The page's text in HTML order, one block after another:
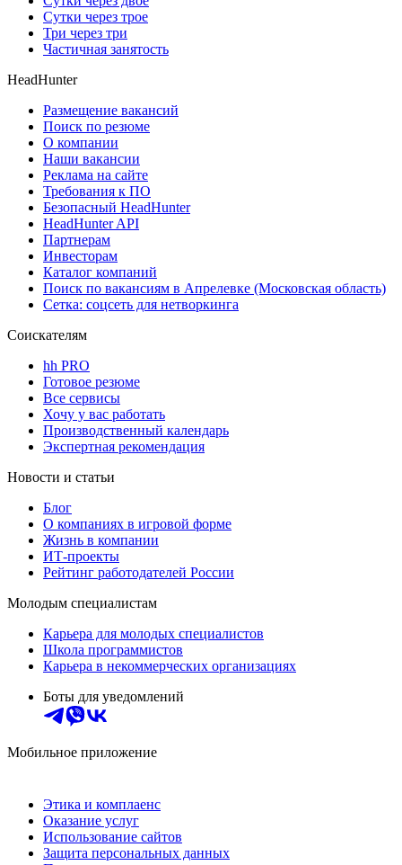
Сутки через трое
Три через три
Частичная занятость
HeadHunter
Размещение вакансий
Поиск по резюме
О компании
Наши вакансии
Реклама на сайте
Требования к ПО
Безопасный HeadHunter
HeadHunter API
Партнерам
Инвесторам
Каталог компаний
Поиск по вакансиям в Апрелевке (Московская область)
Сетка: соцсеть для нетворкинга
Соискателям
hh PRO
Готовое резюме
Все сервисы
Хочу у вас работать
Производственный календарь
Экспертная рекомендация
Новости и статьи
Блог
О компаниях в игровой форме
Жизнь в компании
ИТ-проекты
Рейтинг работодателей России
Молодым специалистам
Карьера для молодых специалистов
Школа программистов
Карьера в некоммерческих организациях
Боты для уведомлений
Мобильное приложение
Этика и комплаенс
Оказание услуг
Использование сайтов
Защита персональных данных